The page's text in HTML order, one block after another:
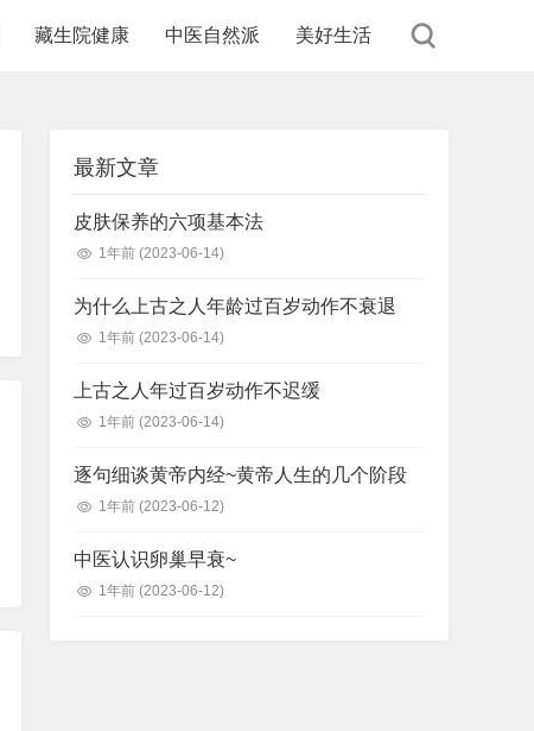
藏生院健康 中医自然派 美好生活
最新文章
皮肤保养的六项基本法
1年前 (2023-06-14)
为什么上古之人年龄过百岁动作不衰退
1年前 (2023-06-14)
上古之人年过百岁动作不迟缓
1年前 (2023-06-14)
逐句细谈黄帝内经~黄帝人生的几个阶段
1年前 (2023-06-12)
中医认识卵巢早衰~
1年前 (2023-06-12)